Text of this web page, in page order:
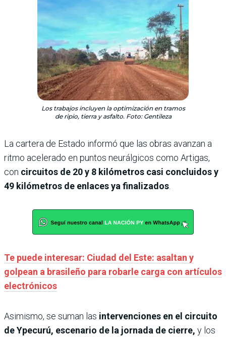
Los trabajos incluyen la optimización en tramos
de ripio, tierra y asfalto. Foto: Gentileza
La cartera de Estado informó que las obras avanzan a
ritmo acelerado en puntos neurálgicos como Artigas,
con circuitos de 20 y 8 kilómetros casi concluidos y
49 kilómetros de enlaces ya finalizados.
Te puede interesar: Ciudad del Este: asaltan y
golpean a brasileño para robarle carga con artículos
electrónicos
Asimismo, se suman las intervenciones en el circuito
de Ypecurú, escenario de la jornada de cierre, y los